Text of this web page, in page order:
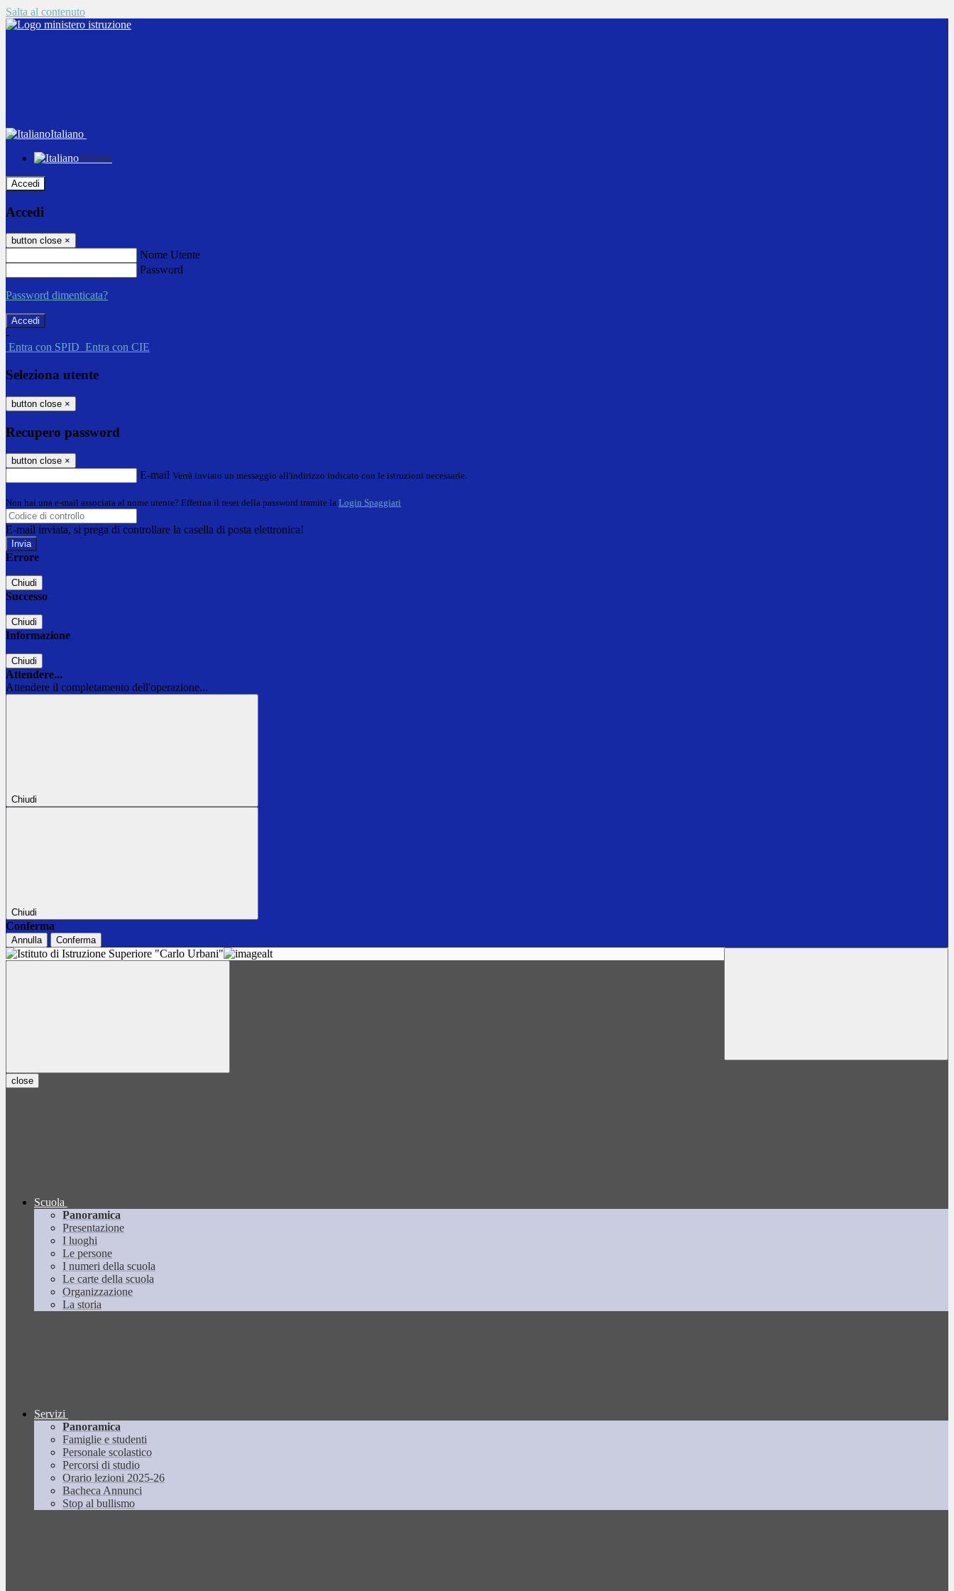
Salta al contenuto
Italiano
Italiano
Accedi
Accedi
button close ×
Nome Utente
Password
Password dimenticata?
-
Entra con SPID Entra con CIE
Seleziona utente
button close ×
Recupero password
button close ×
E-mail Verrà inviato un messaggio all'indirizzo indicato con le istruzioni necessarie.
Non hai una e-mail associata al nome utente? Effettua il reset della password tramite la Login Spaggiari
E-mail inviata, si prega di controllare la casella di posta elettronica!
Errore
Chiudi
Successo
Chiudi
Informazione
Chiudi
Attendere...
Attendere il completamento dell'operazione...
Chiudi
Chiudi
Conferma
Annulla Conferma
close
Scuola
Panoramica
Presentazione
I luoghi
Le persone
I numeri della scuola
Le carte della scuola
Organizzazione
La storia
Servizi
Panoramica
Famiglie e studenti
Personale scolastico
Percorsi di studio
Orario lezioni 2025-26
Bacheca Annunci
Stop al bullismo